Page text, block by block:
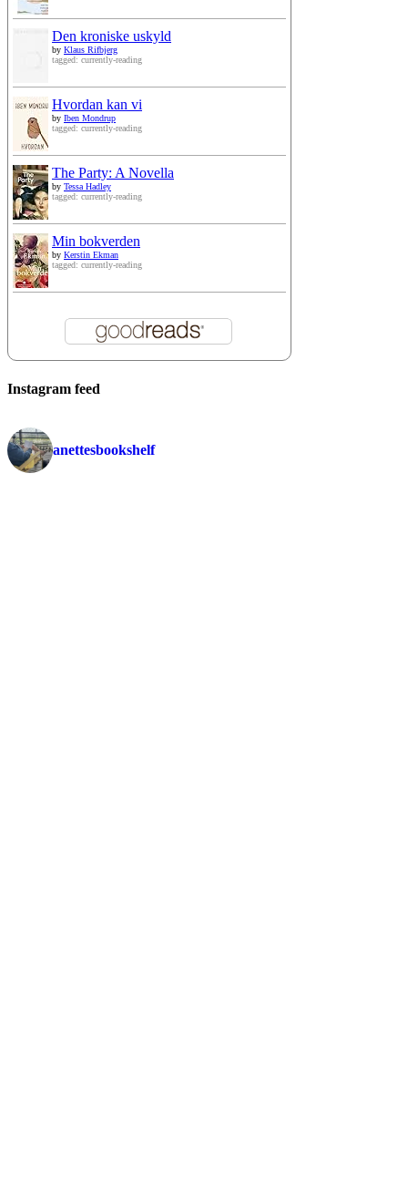
Den kroniske uskyld
by Klaus Rifbjerg
tagged: currently-reading
Hvordan kan vi
by Iben Mondrup
tagged: currently-reading
The Party: A Novella
by Tessa Hadley
tagged: currently-reading
Min bokverden
by Kerstin Ekman
tagged: currently-reading
Instagram feed
anettesbookshelf